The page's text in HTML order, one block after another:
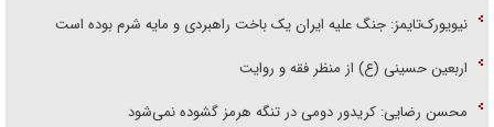
نیویورک‌تایمز: جنگ علیه ایران یک باخت راهبردی و مایه شرم بوده است
اربعین حسینی (ع) از منظر فقه و روایت
محسن رضایی: کریدور دومی در تنگه هرمز گشوده نمی‌شود